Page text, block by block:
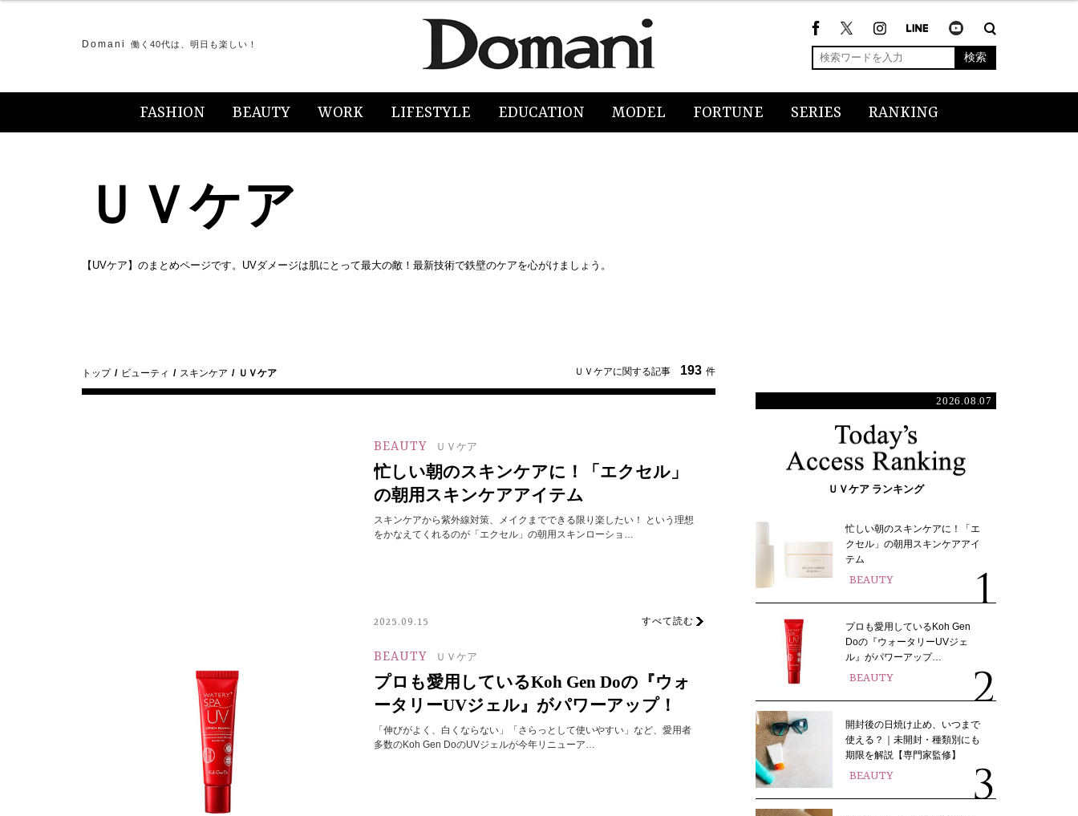
Domani 働く40代は、明日も楽しい！
検索
FASHION BEAUTY WORK LIFESTYLE EDUCATION MODEL FORTUNE SERIES RANKING
ＵＶケア
【UVケア】のまとめページです。UVダメージは肌にとって最大の敵！最新技術で鉄壁のケアを心がけましょう。
トップ ビューティ スキンケア ＵＶケア ＵＶケアに関する記事 193 件
BEAUTY ＵＶケア
忙しい朝のスキンケアに！「エクセル」
の朝用スキンケアアイテム
スキンケアから紫外線対策、メイクまでできる限り楽したい！ という理想
をかなえてくれるのが「エクセル」の朝用スキンローショ…
2025.09.15 すべて読む
BEAUTY ＵＶケア
プロも愛用しているKoh Gen Doの『ウォ
ータリーUVジェル』がパワーアップ！
「伸びがよく、白くならない」「さらっとして使いやすい」など、愛用者
多数のKoh Gen DoのUVジェルが今年リニューア…
2026.08.07
ＵＶケア ランキング
忙しい朝のスキンケアに！「エ
クセル」の朝用スキンケアアイ
テム
BEAUTY
プロも愛用しているKoh Gen
Doの『ウォータリーUVジェ
ル』がパワーアップ…
BEAUTY
開封後の日焼け止め、いつまで
使える？｜未開封・種類別にも
期限を解説【専門家監修】
BEAUTY